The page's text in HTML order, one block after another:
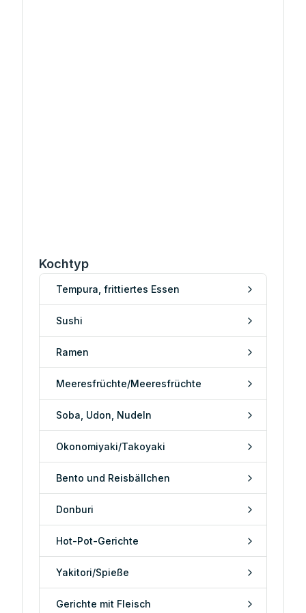
Kochtyp
Tempura, frittiertes Essen
Sushi
Ramen
Meeresfrüchte/Meeresfrüchte
Soba, Udon, Nudeln
Okonomiyaki/Takoyaki
Bento und Reisbällchen
Donburi
Hot-Pot-Gerichte
Yakitori/Spieße
Gerichte mit Fleisch